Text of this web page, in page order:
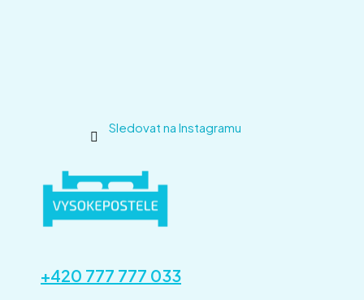
Sledovat na Instagramu
+420 777 777 033